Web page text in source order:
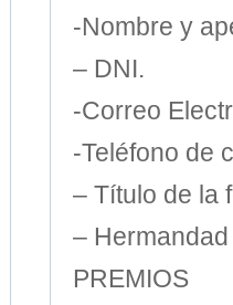
-Nombre y
– DNI.
-Correo
-Teléfono de
– Título de la
–
PREMIOS